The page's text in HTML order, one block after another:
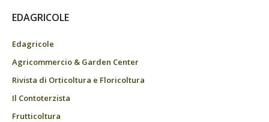
EDAGRICOLE
Edagricole
Agricommercio & Garden Center
Rivista di Orticoltura e Floricoltura
Il Contoterzista
Frutticoltura